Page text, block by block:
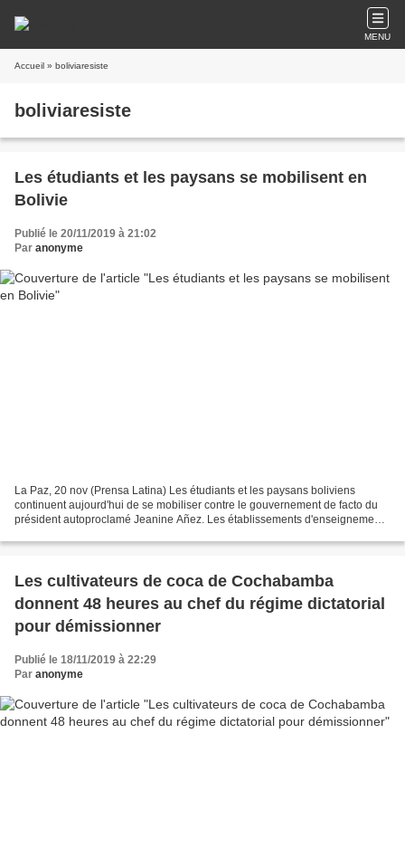
MENU
Accueil » boliviaresiste
boliviaresiste
Les étudiants et les paysans se mobilisent en
Bolivie
Publié le 20/11/2019 à 21:02
Par anonyme
La Paz, 20 nov (Prensa Latina) Les étudiants et les paysans boliviens
continuent aujourd'hui de se mobiliser contre le gouvernement de facto du
président autoproclamé Jeanine Añez. Les établissements d'enseignement
Les cultivateurs de coca de Cochabamba
donnent 48 heures au chef du régime dictatorial
pour démissionner
Publié le 18/11/2019 à 22:29
Par anonyme